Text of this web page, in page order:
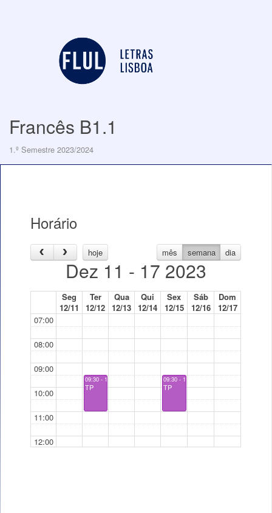
Francês B1.1
1.º Semestre 2023/2024
Horário
hoje mês semana dia
Dez 11 - 17 2023
Seg
12/11
Ter
12/12
Qua
12/13
Qui
12/14
Sex
12/15
Sáb
12/16
Dom
12/17
07:00
08:00
09:00
10:00
11:00
12:00
09:30 - 11:00
TP
09:30 - 11:00
TP